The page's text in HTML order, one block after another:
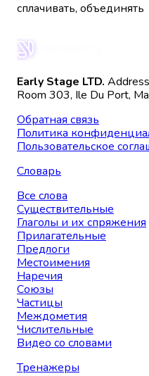
сплачивать, объединять
Early Stage LTD.
Room 303, Ile Du Port,
Обратная связь
Политика
Пользовательское
Словарь
Все слова
Существительные
Глаголы и их спряжения
Прилагательные
Предлоги
Местоимения
Наречия
Союзы
Частицы
Междометия
Числительные
Видео со словами
Тренажеры